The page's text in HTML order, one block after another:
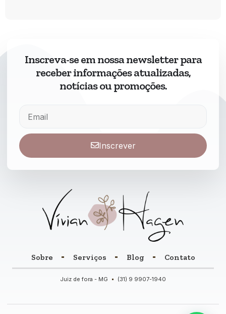
Inscreva-se em nossa newsletter para
receber informações atualizadas,
notícias ou promoções.
Inscrever
Sobre Serviços Blog Contato
Juiz de fora - MG (31) 9 9907-1940